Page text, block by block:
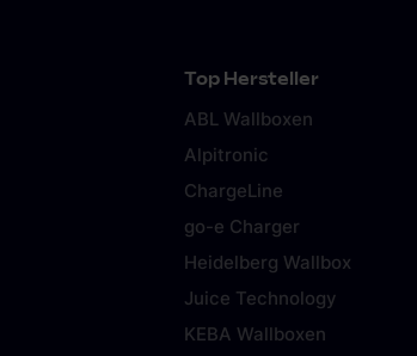
Top Hersteller
ABL Wallboxen
Alpitronic
ChargeLine
go-e Charger
Heidelberg Wallbox
Juice Technology
KEBA Wallboxen